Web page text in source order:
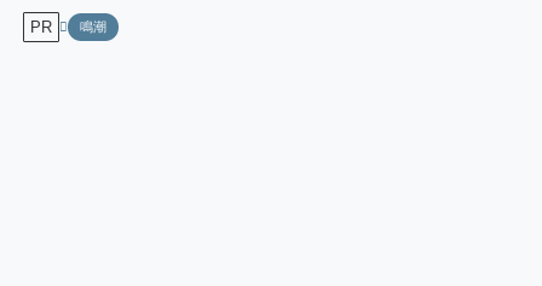
PR 鳴潮